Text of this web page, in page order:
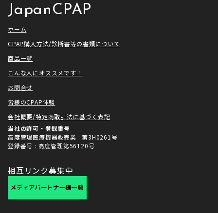
JapanCPAP
ホーム
CPAP購入方法/診断書等の書類について
商品一覧
こんな人にオススメです！
お問合せ
皆様のCPAP体験
会社概要/特定商取引法に基づく表記
当社の許可・登録番号
高度管理医療機器販売業 : 第3H0261号
登録番号 : 高度管理第56120号
相互リンク募集中